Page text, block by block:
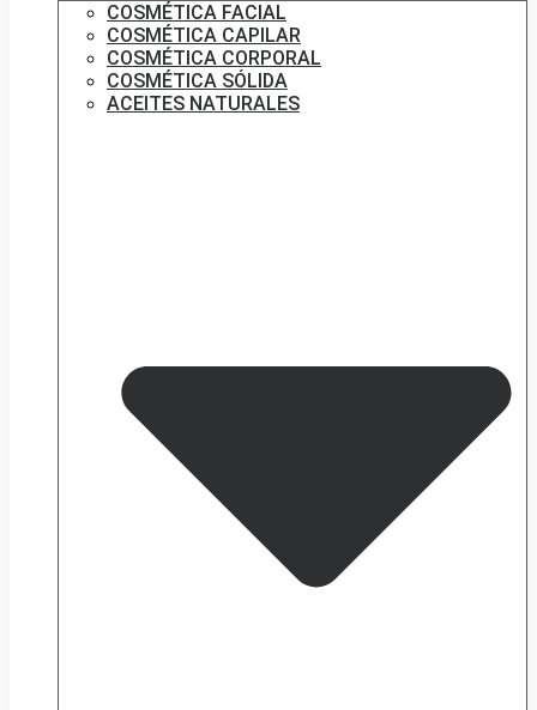
COSMÉTICA FACIAL
COSMÉTICA CAPILAR
COSMÉTICA CORPORAL
COSMÉTICA SÓLIDA
ACEITES NATURALES